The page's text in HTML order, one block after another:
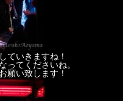
ていきますね！
ってくださいね。
願い致します！